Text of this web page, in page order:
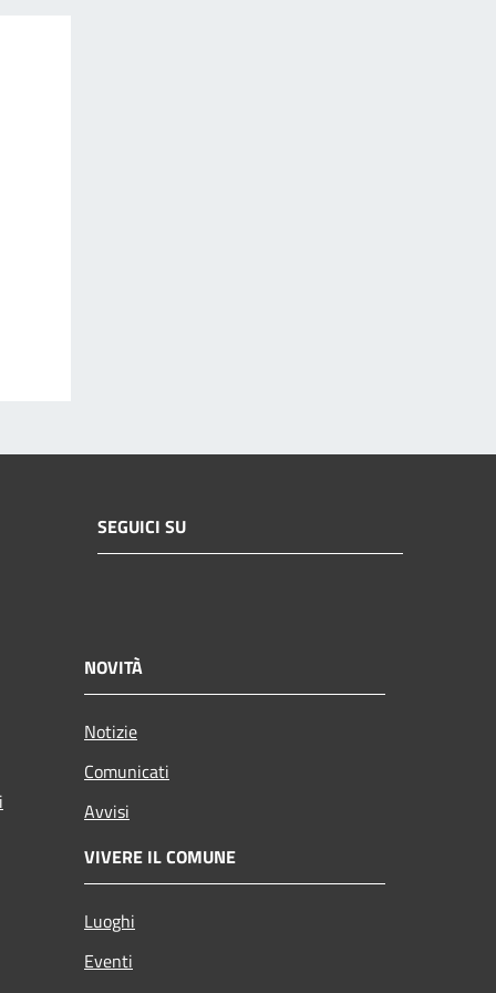
SEGUICI SU
NOVITÀ
Notizie
Comunicati
Avvisi
VIVERE IL COMUNE
Luoghi
Eventi